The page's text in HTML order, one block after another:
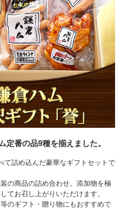
定番の品9種を揃えました。
て詰め込んだ豪華なギフトセットで
の商品の詰め合わせ。添加物を極
てお召し上がりいただけます。
のギフト・贈り物にもおすすめで